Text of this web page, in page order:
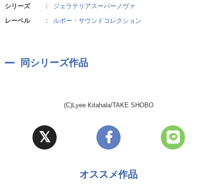
シリーズ ：
ジェラテリアスーパーノヴァ
レーベル
： ルボー・サウンドコレクション
同シリーズ作品
(C)Lyee Kitahala/TAKE SHOBO
オススメ作品